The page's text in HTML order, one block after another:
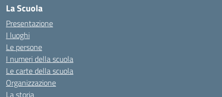
La Scuola
Presentazione
I luoghi
Le persone
I numeri della scuola
Le carte della scuola
Organizzazione
La storia